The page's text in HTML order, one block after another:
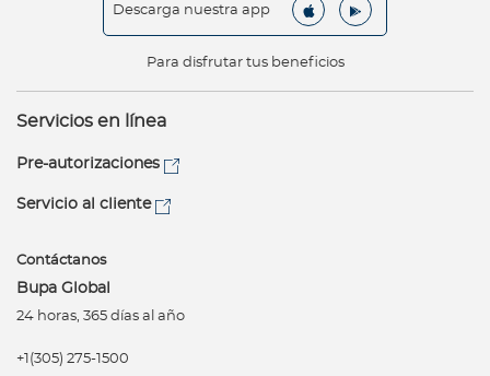
Descarga nuestra app
Para disfrutar tus beneficios
Servicios en línea
Pre-autorizaciones
Servicio al cliente
Contáctanos
Bupa Global
24 horas, 365 días al año
+1(305) 275-1500